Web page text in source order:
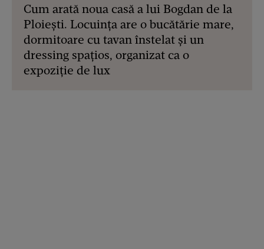
Cum arată noua casă a lui Bogdan de la
Ploiești. Locuința are o bucătărie mare,
dormitoare cu tavan înstelat și un
dressing spațios, organizat ca o
expoziție de lux